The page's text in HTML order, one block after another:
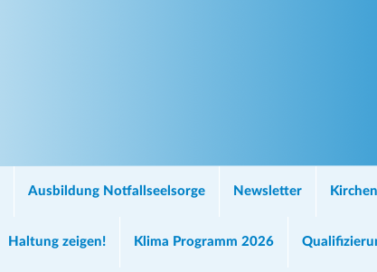
Ausbildung Notfallseelsorge Newsletter
Haltung zeigen! Klima Programm 2026